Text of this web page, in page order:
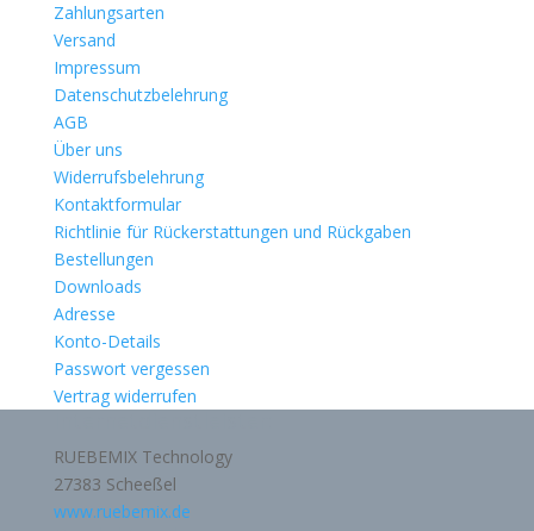
Zahlungsarten
Versand
Impressum
Datenschutzbelehrung
AGB
Über uns
Widerrufsbelehrung
Kontaktformular
Richtlinie für Rückerstattungen und Rückgaben
Bestellungen
Downloads
Adresse
Konto-Details
Passwort vergessen
Vertrag widerrufen
RUEBEMIX Technology
27383 Scheeßel
www.ruebemix.de